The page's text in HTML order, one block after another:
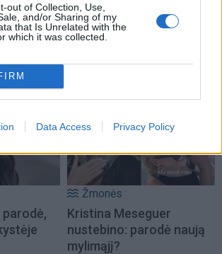
out of Collection, Use,
and/or Sharing of my
that Is Unrelated with the
which it was collected.
Data Access Privacy Policy
60-
kuo
Mirė filme „Žmogus
voras“ sužibėjusi aktorė
Žmonės
Kristina Meseguer
nustebino: parodė naują
mylimąjį?